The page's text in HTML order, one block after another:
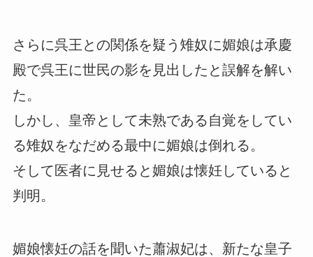
さらに呉王との関係を疑う雉奴に媚娘は承慶
殿で呉王に世民の影を見出したと誤解を解い
た。
しかし、皇帝として未熟である自覚をしてい
る雉奴をなだめる最中に媚娘は倒れる。
そして医者に見せると媚娘は懐妊していると
判明。
媚娘懐妊の話を聞いた蕭淑妃は、新たな皇子